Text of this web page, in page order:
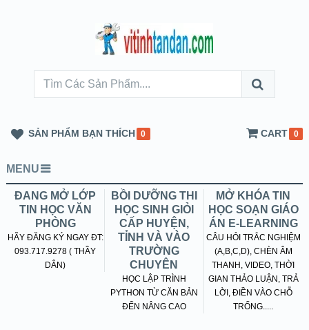
SẢN PHẨM BẠN THÍCH 0 CART 0
MENU
ĐANG MỞ LỚP
TIN HỌC VĂN
PHÒNG
HÃY ĐĂNG KÝ NGAY ĐT:
093.717.9278 ( THẦY
DÂN)
BỒI DƯỠNG THI
HỌC SINH GIỎI
CẤP HUYỆN,
TỈNH VÀ VÀO
TRƯỜNG
CHUYÊN
HỌC LẬP TRÌNH
PYTHON TỪ CĂN BẢN
ĐẾN NÂNG CAO
MỞ KHÓA TIN
HỌC SOẠN GIÁO
ÁN E-LEARNING
CÂU HỎI TRẮC NGHIỆM
(A,B,C,D), CHÈN ÂM
THANH, VIDEO, THỜI
GIAN THẢO LUẬN, TRẢ
LỜI, ĐIỀN VÀO CHỖ
TRỐNG.....